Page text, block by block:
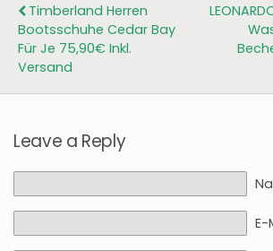
Timberland Herren
Bootsschuhe Cedar Bay
Für Je 75,90€ Inkl.
Versand
Leave a Reply
E-